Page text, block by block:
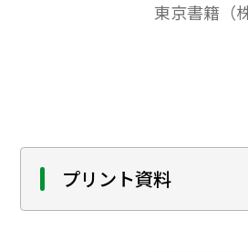
例集授業の中での発問の
東京書籍（
プリント資料